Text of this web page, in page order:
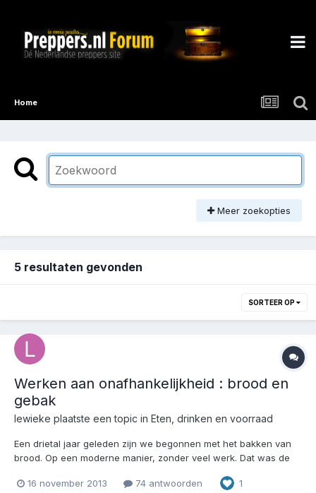
Home
Meer zoekopties
5 resultaten gevonden
SORTEER OP
Werken aan onafhankelijkheid : brood en
gebak
lewieke plaatste een topic in Eten, drinken en voorraad
Een drietal jaar geleden zijn we begonnen met het bakken van
brood. Op een moderne manier, zonder veel werk. Dat was de
schipperen. We kwamen uit bij een broodbakmachine. Dat er
16 november 2013 74 antwoorden 1